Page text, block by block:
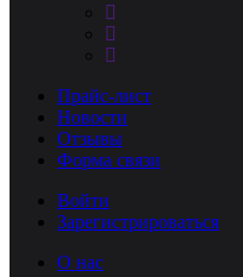
Прайс-лист
Новости
Отзывы
Форма связи
Войти
Зарегистрироваться
О нас